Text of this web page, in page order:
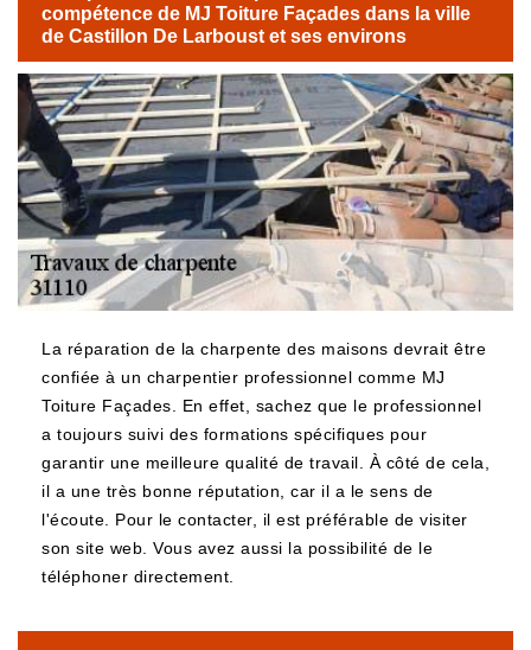
compétence de MJ Toiture Façades dans la ville
de Castillon De Larboust et ses environs
La réparation de la charpente des maisons devrait être
confiée à un charpentier professionnel comme MJ
Toiture Façades. En effet, sachez que le professionnel
a toujours suivi des formations spécifiques pour
garantir une meilleure qualité de travail. À côté de cela,
il a une très bonne réputation, car il a le sens de
l'écoute. Pour le contacter, il est préférable de visiter
son site web. Vous avez aussi la possibilité de le
téléphoner directement.